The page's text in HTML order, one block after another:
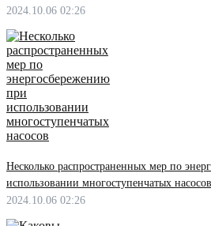
2024.10.06 02:26
Несколько распространенных мер по
использовании многоступенчатых насосов
2024.10.06 02:26